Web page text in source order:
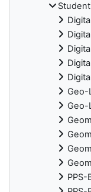
Geo-
Geo-
PPS-